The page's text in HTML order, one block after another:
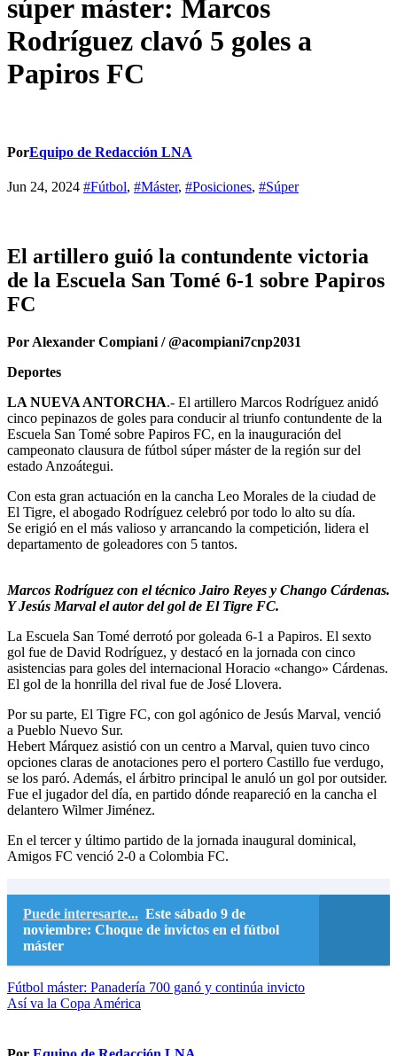
súper máster: Marcos
Rodríguez clavó 5 goles a
Papiros FC
PorEquipo de Redacción LNA
Jun 24, 2024 #Fútbol, #Máster, #Posiciones, #Súper
El artillero guió la contundente victoria
de la Escuela San Tomé 6-1 sobre Papiros
FC
Por Alexander Compiani / @acompiani7cnp2031
Deportes
LA NUEVA ANTORCHA.- El artillero Marcos Rodríguez anidó
cinco pepinazos de goles para conducir al triunfo contundente de la
Escuela San Tomé sobre Papiros FC, en la inauguración del
campeonato clausura de fútbol súper máster de la región sur del
estado Anzoátegui.
Con esta gran actuación en la cancha Leo Morales de la ciudad de
El Tigre, el abogado Rodríguez celebró por todo lo alto su día.
Se erigió en el más valioso y arrancando la competición, lidera el
departamento de goleadores con 5 tantos.
Marcos Rodríguez con el técnico Jairo Reyes y Chango Cárdenas.
Y Jesús Marval el autor del gol de El Tigre FC.
La Escuela San Tomé derrotó por goleada 6-1 a Papiros. El sexto
gol fue de David Rodríguez, y destacó en la jornada con cinco
asistencias para goles del internacional Horacio «chango» Cárdenas.
El gol de la honrilla del rival fue de José Llovera.
Por su parte, El Tigre FC, con gol agónico de Jesús Marval, venció
a Pueblo Nuevo Sur.
Hebert Márquez asistió con un centro a Marval, quien tuvo cinco
opciones claras de anotaciones pero el portero Castillo fue verdugo,
se los paró. Además, el árbitro principal le anuló un gol por outsider.
Fue el jugador del día, en partido dónde reapareció en la cancha el
delantero Wilmer Jiménez.
En el tercer y último partido de la jornada inaugural dominical,
Amigos FC venció 2-0 a Colombia FC.
Puede interesarte... Este sábado 9 de
noviembre: Choque de invictos en el fútbol
máster
Navegación
de
Fútbol máster: Panadería 700 ganó y continúa invicto
Así va la Copa América